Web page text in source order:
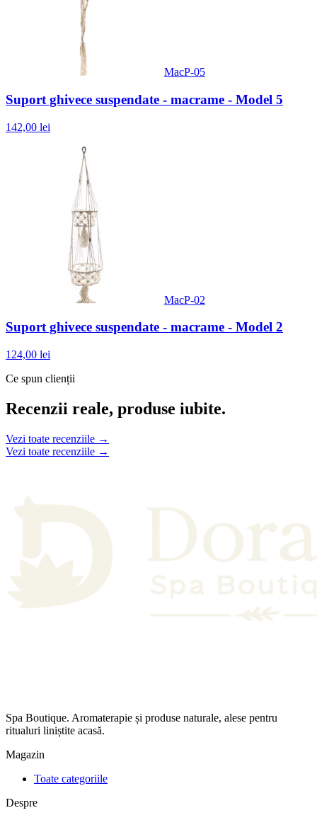
MacP-05
Suport ghivece suspendate - macrame - Model 5
142,00 lei
MacP-02
Suport ghivece suspendate - macrame - Model 2
124,00 lei
Ce spun clienții
Recenzii reale, produse iubite.
Vezi toate recenziile →
Vezi toate recenziile →
Spa Boutique. Aromaterapie și produse naturale, alese pentru
ritualuri liniștite acasă.
Magazin
Toate categoriile
Despre